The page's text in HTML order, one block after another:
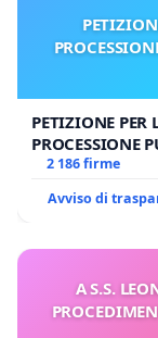
PETIZIONE PER
PROCESSIONE
MILANO
2 186 firme
Avviso di
A S.S.